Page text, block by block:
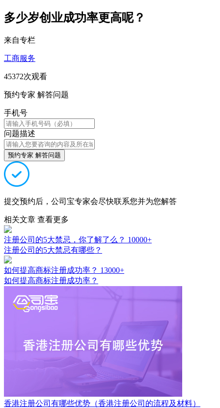
多少岁创业成功率更高呢？
来自专栏
工商服务
45372次观看
预约专家 解答问题
手机号
问题描述
预约专家 解答问题
提交预约后，公司宝专家会尽快联系您并为您解答
相关文章 查看更多
注册公司的5大禁忌，你了解了么？ 10000+
注册公司的5大禁忌有哪些？
如何提高商标注册成功率？ 13000+
如何提高商标注册成功率？
香港注册公司有哪些优势（香港注册公司的流程及材料）